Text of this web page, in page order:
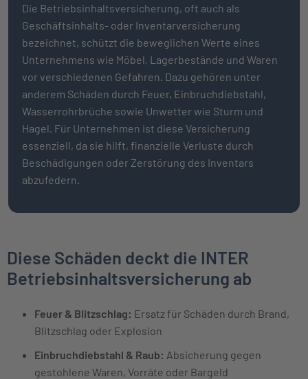
Die Betriebsinhaltsversicherung, oft auch als
Geschäftsinhalts- oder Inventarversicherung
bezeichnet, schützt die beweglichen Werte eines
Unternehmens wie Möbel, Lagerbestände und Waren
vor verschiedenen Gefahren. Dazu gehören unter
anderem Schäden durch Feuer, Einbruchdiebstahl,
Wasserrohrbrüche sowie Unwetter wie Sturm und
Hagel. Für Unternehmen ist diese Versicherung
essenziell, da sie hilft, finanzielle Verluste durch
Beschädigungen oder Zerstörung des Inventars
abzufedern.
Diese Schäden deckt die INTER
Betriebsinhaltsversicherung ab
Feuer & Blitzschlag: Ersatz für Schäden durch Brand,
Blitzschlag oder Explosion
Einbruchdiebstahl & Raub: Absicherung gegen
gestohlene Waren, Vorräte oder Bargeld